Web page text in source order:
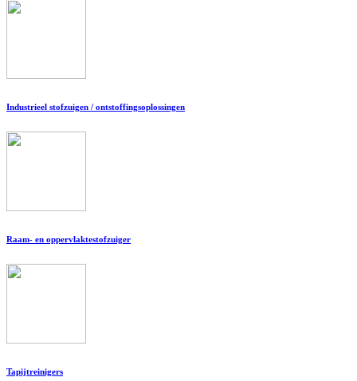
Industrieel stofzuigen / ontstoffingsoplossingen
Raam- en oppervlaktestofzuiger
Tapijtreinigers